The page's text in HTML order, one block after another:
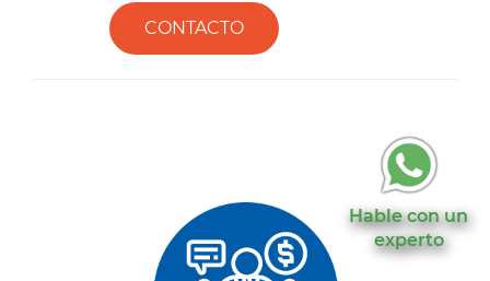
CONTACTO
Hable con un
experto